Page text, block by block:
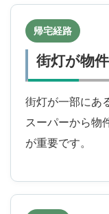
帰宅経路
街灯が物
街灯が一部にあ
スーパーから物
が重要です。